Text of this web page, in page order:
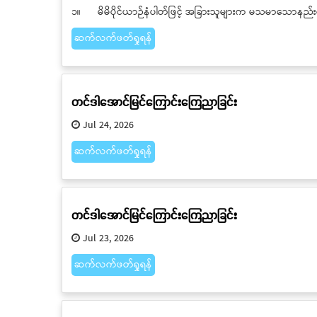
၁။ မိမိပိုင်ယာဉ်နံပါတ်ဖြင့် အခြားသူများက မသမာသောနည်
ဆက်လက်ဖတ်ရှုရန်
တင်ဒါအောင်မြင်ကြောင်းကြေညာခြင်း
Jul 24, 2026
ဆက်လက်ဖတ်ရှုရန်
တင်ဒါအောင်မြင်ကြောင်းကြေညာခြင်း
Jul 23, 2026
ဆက်လက်ဖတ်ရှုရန်